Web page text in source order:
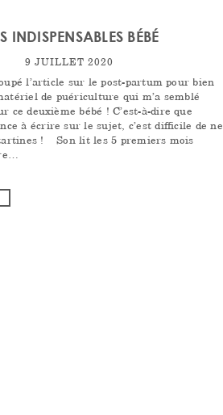
INDISPENSABLES BÉBÉ
9 JUILLET 2020
l’article sur le post-partum pour bien
de puériculture qui m’a semblé
ce deuxième bébé ! C’est-à-dire que
à écrire sur le sujet, c’est difficile de ne
! Son lit les 5 premiers mois